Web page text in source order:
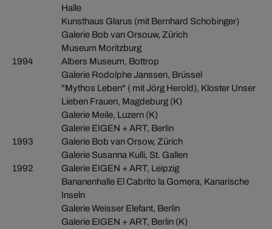
Halle
Kunsthaus Glarus (mit Bernhard Schobinger)
Galerie Bob van Orsouw, Zürich
Museum Moritzburg
1994
Albers Museum, Bottrop
Galerie Rodolphe Janssen, Brüssel
"Mythos Leben" ( mit Jörg Herold), Kloster Unser
Lieben Frauen, Magdeburg (K)
Galerie Meile, Luzern (K)
Galerie EIGEN + ART, Berlin
1993
Galerie Bob van Orsow, Zürich
Galerie Susanna Kulli, St. Gallen
1992
Galerie EIGEN + ART, Leipzig
Bananenhalle El Cabrito la Gomera, Kanarische
Inseln
Galerie Weisser Elefant, Berlin
Galerie EIGEN + ART, Berlin (K)